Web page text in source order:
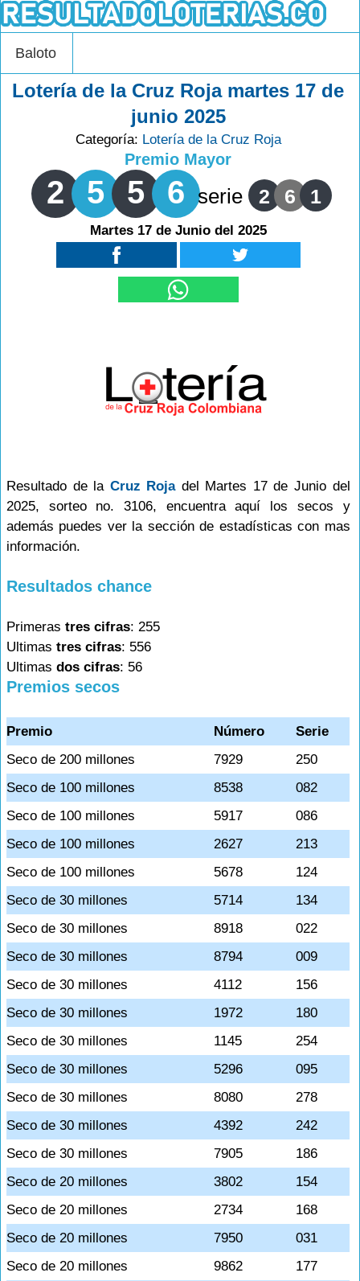
Baloto
Lotería de la Cruz Roja martes 17 de
junio 2025
Categoría: Lotería de la Cruz Roja
Premio Mayor
2 5 5 6 serie 2 6 1
Martes 17 de Junio del 2025
Resultado de la Cruz Rojadel Martes 17 de Junio del
2025, sorteo no. 3106, encuentra aquí los secos y
además puedes ver la sección de estadísticas con mas
información.
Resultados chance
Primeras tres cifras: 255
Ultimas tres cifras: 556
Ultimas dos cifras: 56
Premios secos
Premio Número
Serie
Seco de 200 millones
7929
250
Seco de 100 millones
8538
082
Seco de 100 millones
5917
086
Seco de 100 millones
2627
213
Seco de 100 millones
5678
124
Seco de 30 millones
5714
134
Seco de 30 millones
8918
022
Seco de 30 millones
8794
009
Seco de 30 millones
4112
156
Seco de 30 millones
1972
180
Seco de 30 millones
1145
254
Seco de 30 millones
5296
095
Seco de 30 millones
8080
278
Seco de 30 millones
4392
242
Seco de 30 millones
7905
186
Seco de 20 millones
3802
154
Seco de 20 millones
2734
168
Seco de 20 millones
7950
031
Seco de 20 millones
9862
177